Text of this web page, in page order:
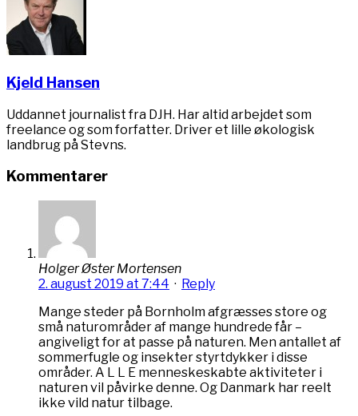
Kjeld Hansen
Uddannet journalist fra DJH. Har altid arbejdet som
freelance og som forfatter. Driver et lille økologisk
landbrug på Stevns.
Kommentarer
Holger Øster Mortensen
2. august 2019 at 7:44 · Reply
Mange steder på Bornholm afgræsses store og
små naturområder af mange hundrede får –
angiveligt for at passe på naturen. Men antallet af
sommerfugle og insekter styrtdykker i disse
områder. A L L E menneskeskabte aktiviteter i
naturen vil påvirke denne. Og Danmark har reelt
ikke vild natur tilbage.